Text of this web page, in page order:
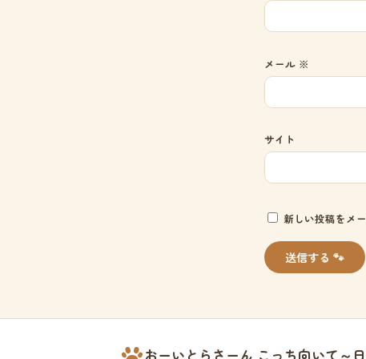
メール ※
サイト
新しい投稿をメ
おーいとらさーん こっち向いて～